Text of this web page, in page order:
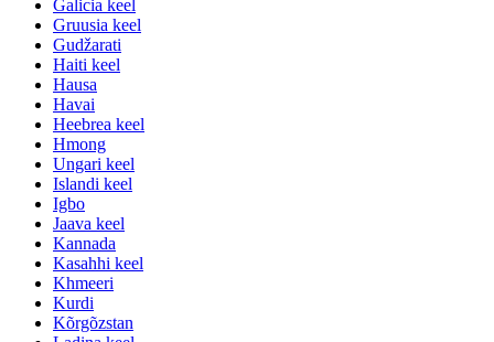
Galicia keel
Gruusia keel
Gudžarati
Haiti keel
Hausa
Havai
Heebrea keel
Hmong
Ungari keel
Islandi keel
Igbo
Jaava keel
Kannada
Kasahhi keel
Khmeeri
Kurdi
Kõrgõzstan